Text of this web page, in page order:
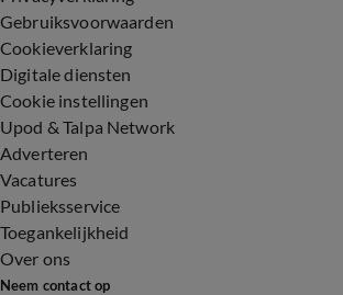
Gebruiksvoorwaarden
Cookieverklaring
Digitale diensten
Cookie instellingen
Upod & Talpa Network
Adverteren
Vacatures
Publieksservice
Toegankelijkheid
Over ons
Neem contact op